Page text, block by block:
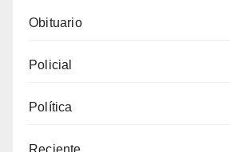
Obituario
Policial
Política